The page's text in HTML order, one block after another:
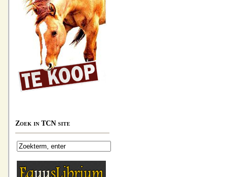
Zoek in TCN site